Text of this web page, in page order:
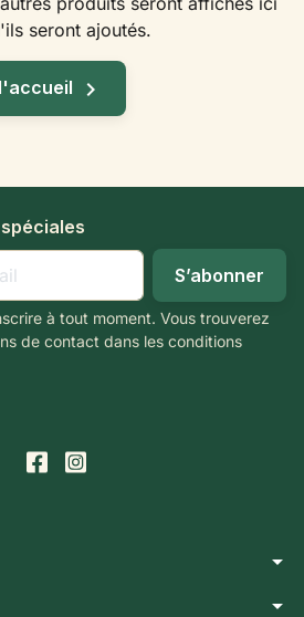
seront ajoutés.

à tout moment. Vous trouverez
de contact dans les conditions
arrow_drop_down
arrow_drop_down